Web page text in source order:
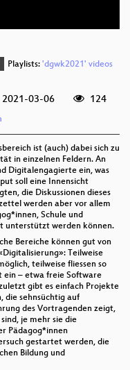
Playlists: 'dgwk2021' videos
2021-03-06
124
ist (auch) dabei sich zu
in einzelnen Feldern. An
Digitalengagierte ein, was
soll eine Innensicht
die Diskussionen dieses
werden aber vor allem
Schule und
unterstützt werden können.
Bereiche können gut von
Teilweise
teilweise fliessen so
ein – etwa freie Software
gibt es einfach Projekte
die sehnsüchtig auf
des Vortragenden zeigt,
je mehr sie die
Pädagog*innen
gestartet werden, die
Bildung und